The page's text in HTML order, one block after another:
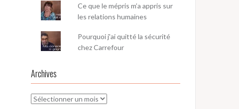
Ce que le mépris m’a appris sur
les relations humaines
Pourquoi j'ai quitté la sécurité
chez Carrefour
Archives
Archives